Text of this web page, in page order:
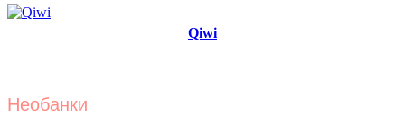
Qiwi
Необанки